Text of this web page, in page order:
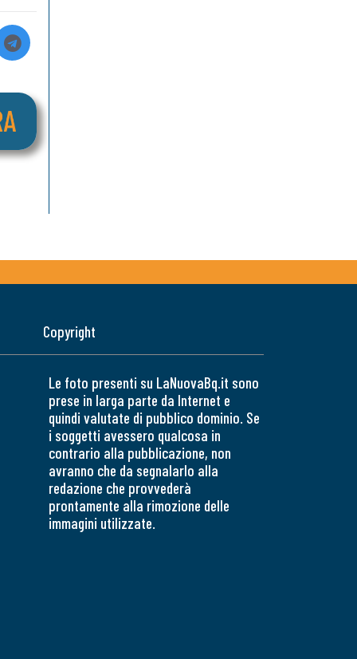
Copyright
Le foto presenti su LaNuovaBq.it sono
prese in larga parte da Internet e
quindi valutate di pubblico dominio. Se
i soggetti avessero qualcosa in
contrario alla pubblicazione, non
avranno che da segnalarlo alla
redazione che provvederà
prontamente alla rimozione delle
immagini utilizzate.